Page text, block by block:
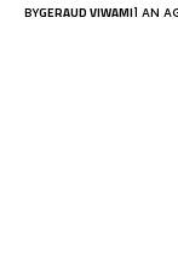
BYGERAUD VIWAMI1 AN